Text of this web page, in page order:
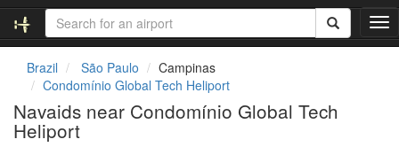
T
o
Brazil São Paulo
Campinas
Condomínio Global Tech Heliport
Navaids near Condomínio Global Tech
Heliport